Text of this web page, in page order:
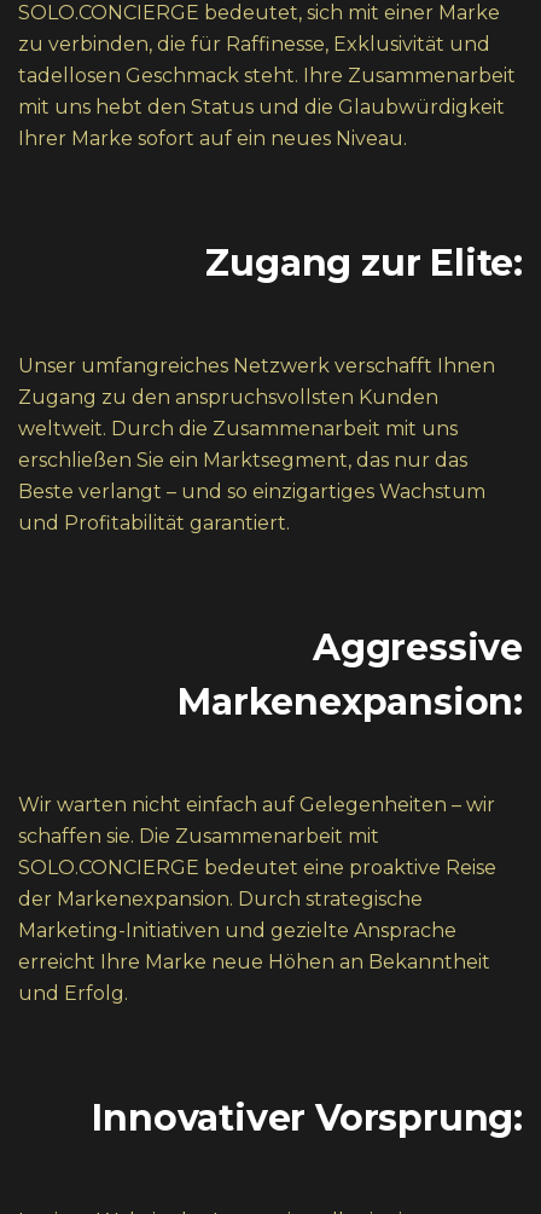
SOLO.CONCIERGE bedeutet, sich mit einer Marke
zu verbinden, die für Raffinesse, Exklusivität und
tadellosen Geschmack steht. Ihre Zusammenarbeit
mit uns hebt den Status und die Glaubwürdigkeit
Ihrer Marke sofort auf ein neues Niveau.
Zugang zur Elite:
Unser umfangreiches Netzwerk verschafft Ihnen
Zugang zu den anspruchsvollsten Kunden
weltweit. Durch die Zusammenarbeit mit uns
erschließen Sie ein Marktsegment, das nur das
Beste verlangt – und so einzigartiges Wachstum
und Profitabilität garantiert.
Aggressive
Markenexpansion:
Wir warten nicht einfach auf Gelegenheiten – wir
schaffen sie. Die Zusammenarbeit mit
SOLO.CONCIERGE bedeutet eine proaktive Reise
der Markenexpansion. Durch strategische
Marketing-Initiativen und gezielte Ansprache
erreicht Ihre Marke neue Höhen an Bekanntheit
und Erfolg.
Innovativer Vorsprung: